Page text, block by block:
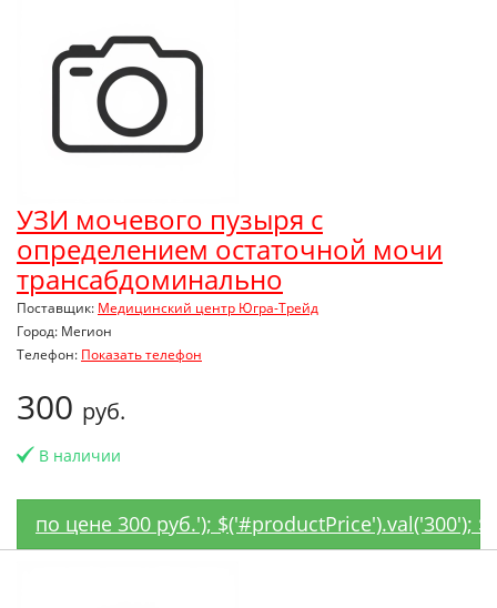
УЗИ мочевого пузыря с
определением остаточной мочи
трансабдоминально
Поставщик: Медицинский центр Югра-Трейд
Город: Мегион
Телефон: Показать телефон
300 руб.
В наличии
по цене 300 руб.'); $('#productPrice').val('300');